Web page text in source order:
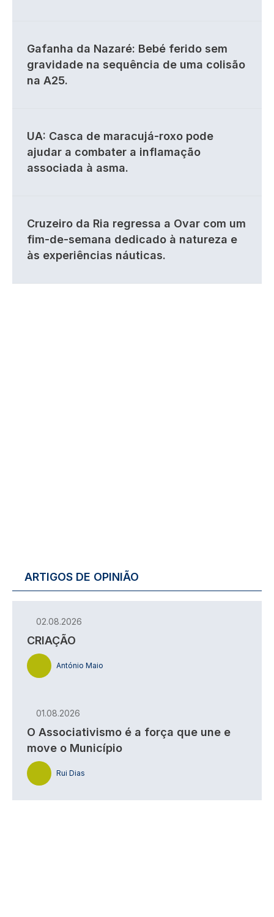
Gafanha da Nazaré: Bebé ferido sem
gravidade na sequência de uma colisão
na A25.
UA: Casca de maracujá-roxo pode
ajudar a combater a inflamação
associada à asma.
Cruzeiro da Ria regressa a Ovar com um
fim-de-semana dedicado à natureza e
às experiências náuticas.
ARTIGOS DE OPINIÃO
02.08.2026
CRIAÇÃO
António Maio
01.08.2026
O Associativismo é a força que une e
move o Município
Rui Dias